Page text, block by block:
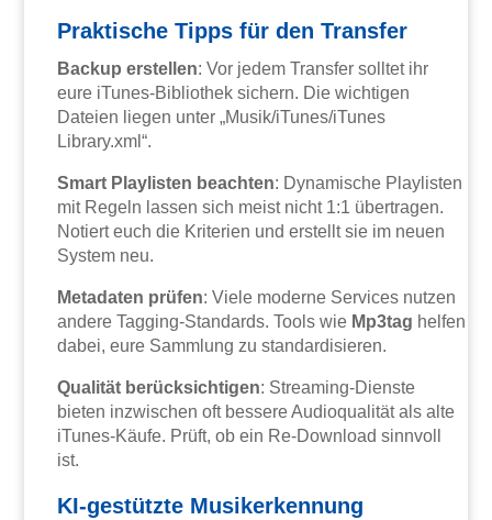
Praktische Tipps für den Transfer
Backup erstellen: Vor jedem Transfer solltet ihr
eure iTunes-Bibliothek sichern. Die wichtigen
Dateien liegen unter „Musik/iTunes/iTunes
Library.xml“.
Smart Playlisten beachten: Dynamische Playlisten
mit Regeln lassen sich meist nicht 1:1 übertragen.
Notiert euch die Kriterien und erstellt sie im neuen
System neu.
Metadaten prüfen: Viele moderne Services nutzen
andere Tagging-Standards. Tools wie Mp3tag helfen
dabei, eure Sammlung zu standardisieren.
Qualität berücksichtigen: Streaming-Dienste
bieten inzwischen oft bessere Audioqualität als alte
iTunes-Käufe. Prüft, ob ein Re-Download sinnvoll
ist.
KI-gestützte Musikerkennung